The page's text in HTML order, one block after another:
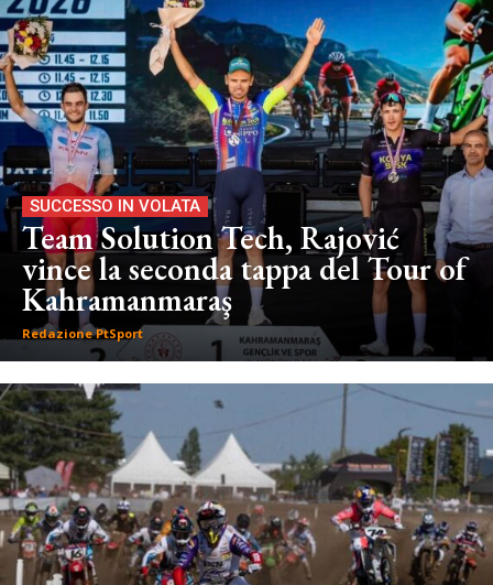
SUCCESSO IN VOLATA
Team Solution Tech, Rajović
vince la seconda tappa del Tour of
Kahramanmaraş
Redazione PtSport